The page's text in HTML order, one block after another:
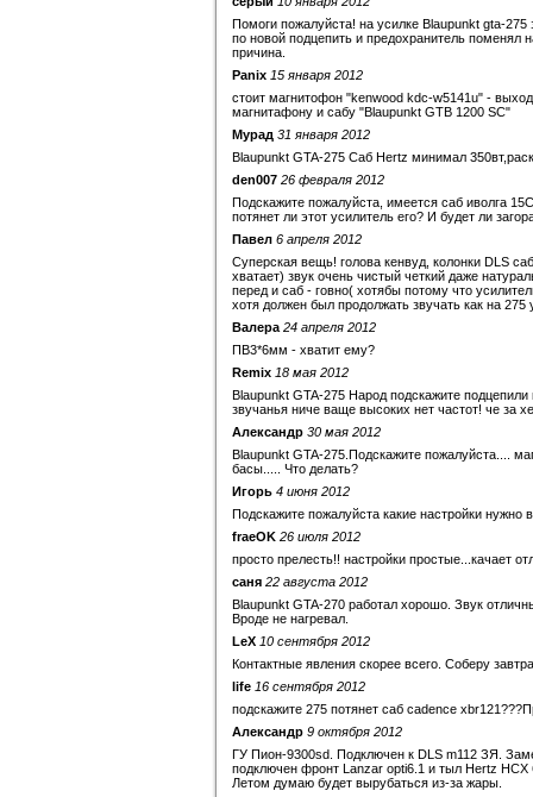
Помоги пожалуйста! на усилке Blaupunkt gta-
по новой подцепить и предохранитель поменял
причина.
Panix 15 января 2012
стоит магнитофон "kenwood kdc-w5141u" -
магнитафону и сабу "Blaupunkt GTB 1200 SC"
Мурад 31 января 2012
Blaupunkt GTA-275 Саб Hertz минимал
den007 26 февраля 2012
Подскажите пожалуйста, имеется саб иволга
потянет ли этот усилитель его? И будет ли
Павел 6 апреля 2012
Суперская вещь! голова кенвуд, колонки DLS
хватает) звук очень чистый четкий даже
перед и саб - говно( хотябы потому что
хотя должен был продолжать звучать как на
Валера 24 апреля 2012
ПВ3*6мм - хватит ему?
Remix 18 мая 2012
Blaupunkt GTA-275 Народ подскажите
звучанья ниче ваще высоких нет частот! че за
Александр 30 мая 2012
Blaupunkt GTA-275.Подскажите пожалуйста....
басы..... Что делать?
Игорь 4 июня 2012
Подскажите пожалуйста какие настройки нужно
fraeOK 26 июля 2012
просто прелесть!! настройки простые...качает
саня 22 августа 2012
Blaupunkt GTA-270 работал хорошо. Звук
Вроде не нагревал.
LeX 10 сентября 2012
Контактные явления скорее всего. Соберу
life 16 сентября 2012
подскажите 275 потянет саб cadence
Александр 9 октября 2012
ГУ Пион-9300sd. Подключен к DLS m112 ЗЯ.
подключен фронт Lanzar opti6.1 и тыл Hertz
Летом думаю будет вырубаться из-за жары.